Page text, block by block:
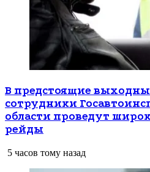
В предстоящие
сотрудники
области проведут
рейды